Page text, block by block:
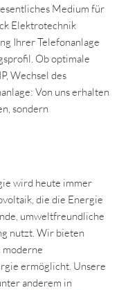
Medium für
Elektrotechnik
Ihrer Telefonanlage
Ob optimale
Wechsel des
Von uns erhalten
sondern
wird heute immer
die die Energie
umweltfreundliche
nutzt. Wir bieten
ermöglicht. Unsere
anderem in